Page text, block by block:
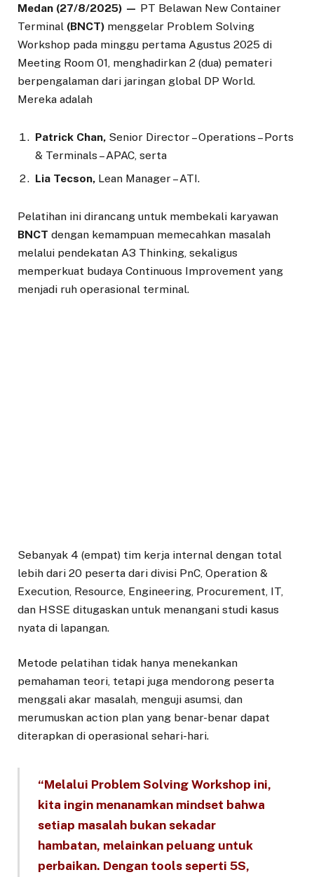
Medan (27/8/2025) — PT Belawan New Container
Terminal (BNCT) menggelar Problem Solving
Workshop pada minggu pertama Agustus 2025 di
Meeting Room 01, menghadirkan 2 (dua) pemateri
berpengalaman dari jaringan global DP World.
Mereka adalah
Patrick Chan, Senior Director – Operations – Ports
& Terminals – APAC, serta
Lia Tecson, Lean Manager – ATI.
Pelatihan ini dirancang untuk membekali karyawan
BNCT dengan kemampuan memecahkan masalah
melalui pendekatan A3 Thinking, sekaligus
memperkuat budaya Continuous Improvement yang
menjadi ruh operasional terminal.
Sebanyak 4 (empat) tim kerja internal dengan total
lebih dari 20 peserta dari divisi PnC, Operation &
Execution, Resource, Engineering, Procurement, IT,
dan HSSE ditugaskan untuk menangani studi kasus
nyata di lapangan.
Metode pelatihan tidak hanya menekankan
pemahaman teori, tetapi juga mendorong peserta
menggali akar masalah, menguji asumsi, dan
merumuskan action plan yang benar-benar dapat
diterapkan di operasional sehari-hari.
“Melalui Problem Solving Workshop ini,
kita ingin menanamkan mindset bahwa
setiap masalah bukan sekadar
hambatan, melainkan peluang untuk
perbaikan. Dengan tools seperti 5S,